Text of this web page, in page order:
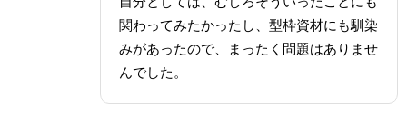
関わってみたかったし、型枠資材にも馴染
みがあったので、まったく問題はありませ
んでした。